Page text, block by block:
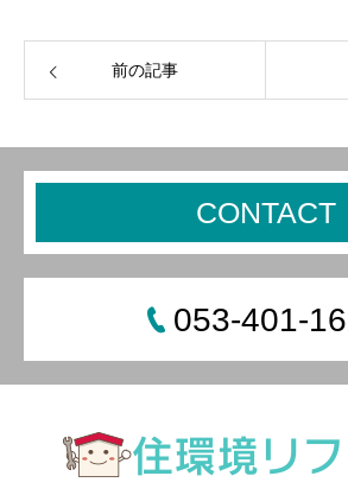
前の記事
CONTACT
053-401-